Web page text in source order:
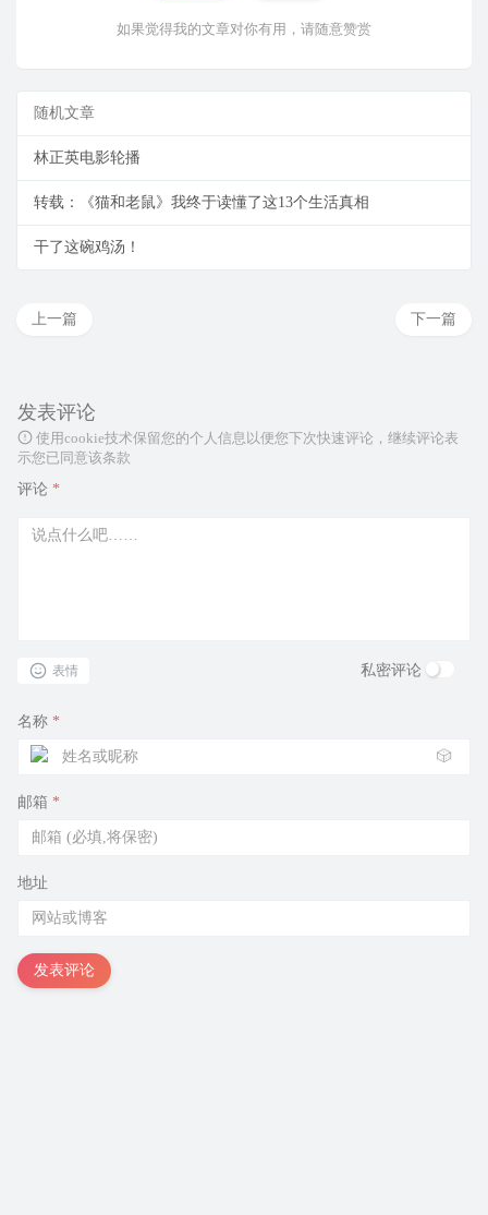
如果觉得我的文章对你有用，请随意赞赏
随机文章
林正英电影轮播
转载：《猫和老鼠》我终于读懂了这13个生活真相
干了这碗鸡汤！
下一篇
上一篇
发表评论
使用cookie技术保留您的个人信息以便您下次快速评论，继续评论表
示您已同意该条款
评论 *
表情 私密评论
名称 *
🎲
邮箱 *
地址
发表评论